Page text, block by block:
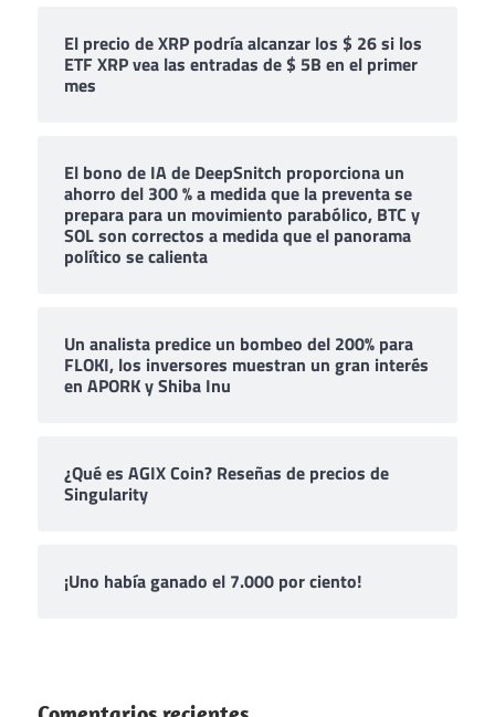
El precio de XRP podría alcanzar los $ 26 si los
ETF XRP vea las entradas de $ 5B en el primer
mes
El bono de IA de DeepSnitch proporciona un
ahorro del 300 % a medida que la preventa se
prepara para un movimiento parabólico, BTC y
SOL son correctos a medida que el panorama
político se calienta
Un analista predice un bombeo del 200% para
FLOKI, los inversores muestran un gran interés
en APORK y Shiba Inu
¿Qué es AGIX Coin? Reseñas de precios de
Singularity
¡Uno había ganado el 7.000 por ciento!